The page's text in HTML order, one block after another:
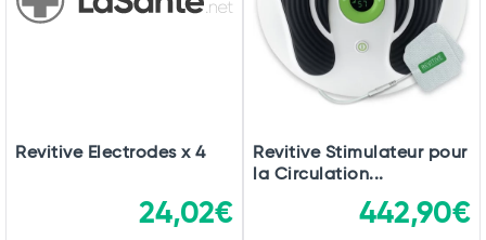
Revitive Electrodes x 4
24,02€
Revitive Stimulateur pour
la Circulation...
442,90€